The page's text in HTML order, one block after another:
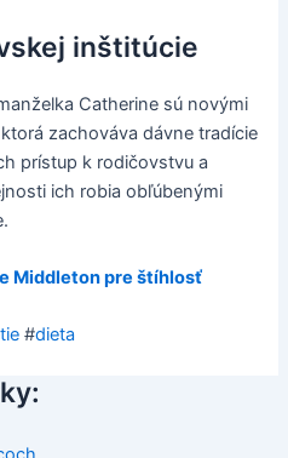
inštitúcie
Catherine sú novými
zachováva dávne tradície
prístup k rodičovstvu a
ich robia obľúbenými
Middleton pre štíhlosť
#dieta